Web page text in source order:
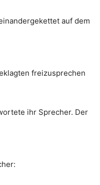
auf dem
freizusprechen
ihr Sprecher. Der